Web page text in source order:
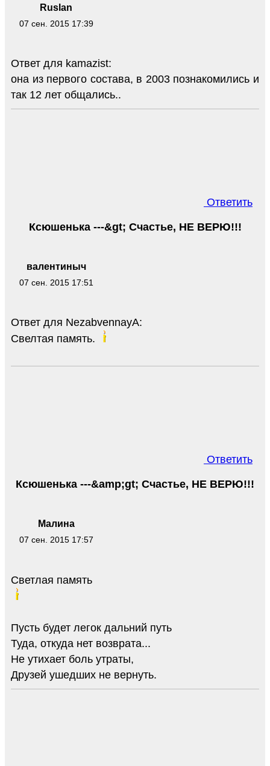
Ruslan
07 сен. 2015 17:39
Ответ для kamazist:
она из первого состава, в 2003 познакомились и
так 12 лет общались..
Ответить
валентиныч
07 сен. 2015 17:51
Ксюшенька ---&gt; Счастье, НЕ ВЕРЮ!!!
Ответ для NezabvennayA:
Свелтая память.
Ответить
Малина
07 сен. 2015 17:57
Ксюшенька ---&amp;gt; Счастье, НЕ ВЕРЮ!!!
Светлая память
Пусть будет легок дальний путь
Туда, откуда нет возврата...
Не утихает боль утраты,
Друзей ушедших не вернуть.